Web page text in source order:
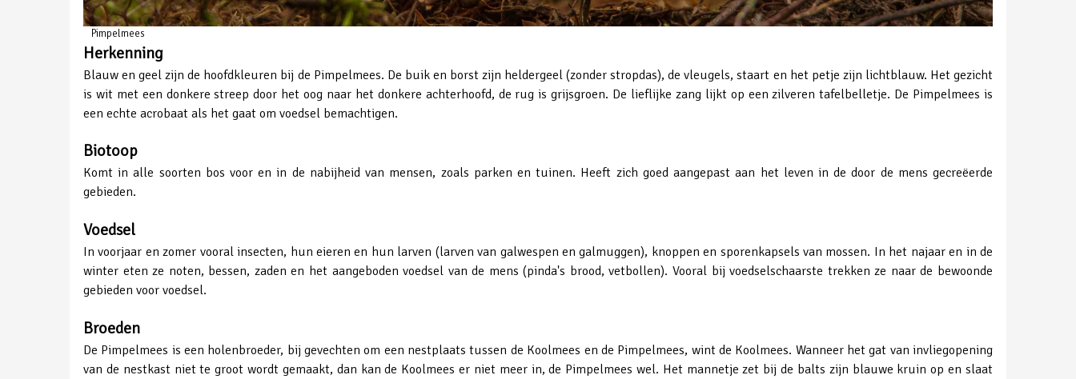
Pimpelmees
Herkenning
Blauw en geel zijn de hoofdkleuren bij de Pimpelmees. De buik en borst zijn heldergeel (zonder stropdas), de vleugels, staart en het petje zijn lichtblauw. Het gezicht
is wit met een donkere streep door het oog naar het donkere achterhoofd, de rug is grijsgroen. De lieflijke zang lijkt op een zilveren tafelbelletje. De Pimpelmees is
een echte acrobaat als het gaat om voedsel bemachtigen.
Biotoop
Komt in alle soorten bos voor en in de nabijheid van mensen, zoals parken en tuinen. Heeft zich goed aangepast aan het leven in de door de mens gecreëerde
gebieden.
Voedsel
In voorjaar en zomer vooral insecten, hun eieren en hun larven (larven van galwespen en galmuggen), knoppen en sporenkapsels van mossen. In het najaar en in de
winter eten ze noten, bessen, zaden en het aangeboden voedsel van de mens (pinda's brood, vetbollen). Vooral bij voedselschaarste trekken ze naar de bewoonde
gebieden voor voedsel.
Broeden
De Pimpelmees is een holenbroeder, bij gevechten om een nestplaats tussen de Koolmees en de Pimpelmees, wint de Koolmees. Wanneer het gat van invliegopening
van de nestkast niet te groot wordt gemaakt, dan kan de Koolmees er niet meer in, de Pimpelmees wel. Het mannetje zet bij de balts zijn blauwe kruin op en slaat